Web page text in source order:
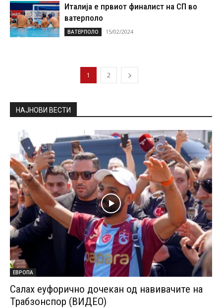
Италија е првиот финалист на СП во
ватерполо
ВАТЕРПОЛО 15/02/2024
1 2
НАЈНОВИ ВЕСТИ
ЕВРОПА
Салах еуфорично дочекан од навивачите на
Трабзонспор (ВИДЕО)